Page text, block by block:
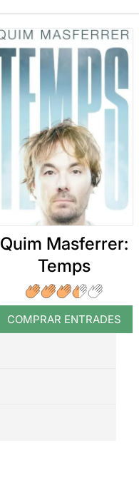
Quim Masferrer:
Temps
COMPRAR ENTRADES